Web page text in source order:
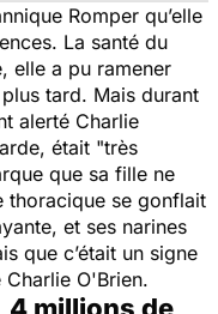
Romper qu’elle
La santé du
elle a pu ramener
tard. Mais durant
alerté Charlie
était "très
que sa fille ne
thoracique se gonflait
et ses narines
que c’était un signe
O'Brien.